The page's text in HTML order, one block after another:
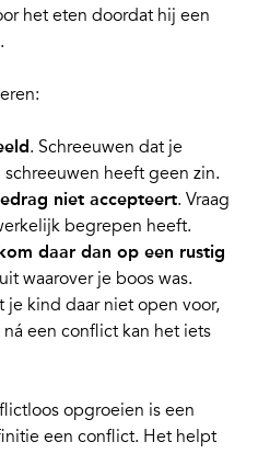
het eten doordat hij een
:
. Schreeuwen dat je
heeft geen zin.
niet accepteert. Vraag
begrepen heeft.
kom daar dan op een rustig
waarover je boos was.
je kind daar niet open voor,
een conflict kan het iets
opgroeien is een
een conflict. Het helpt